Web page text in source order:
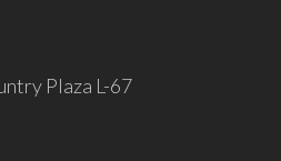
Plaza L-67